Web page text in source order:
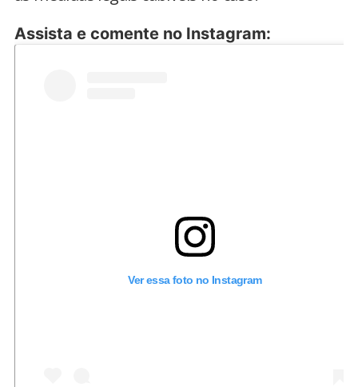
Assista e comente no Instagram:
Ver essa foto no Instagram